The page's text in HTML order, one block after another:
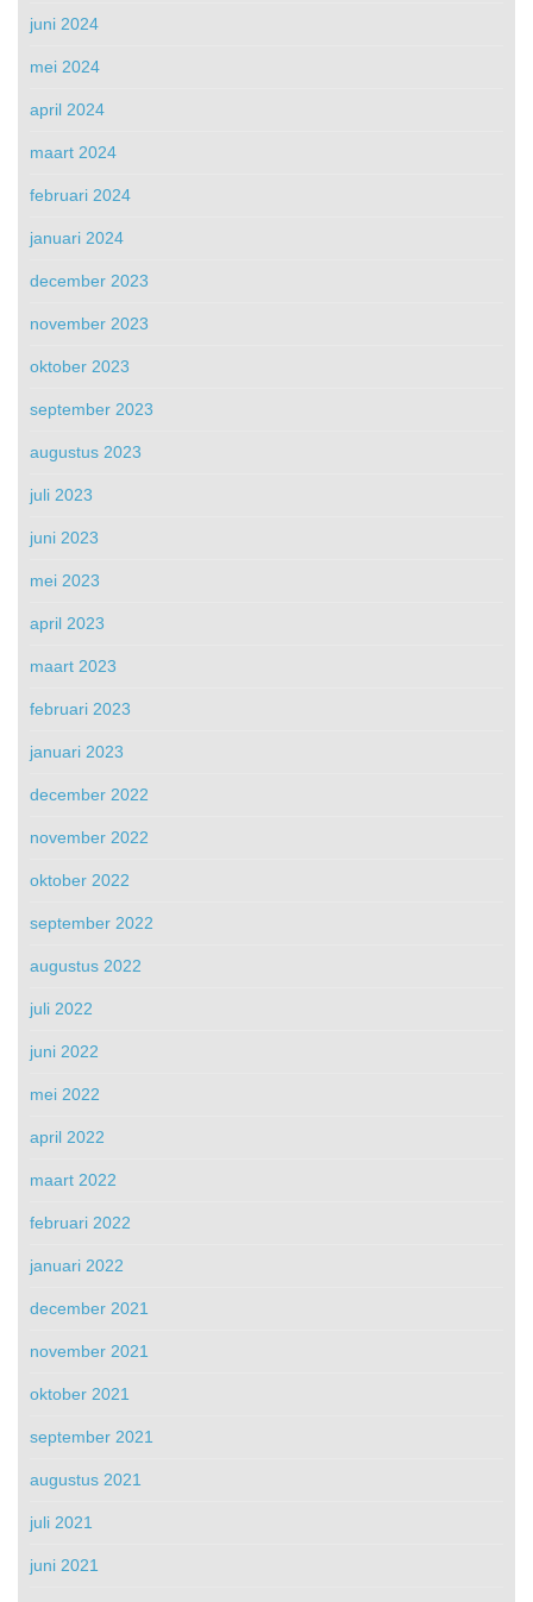
juni 2024
mei 2024
april 2024
maart 2024
februari 2024
januari 2024
december 2023
november 2023
oktober 2023
september 2023
augustus 2023
juli 2023
juni 2023
mei 2023
april 2023
maart 2023
februari 2023
januari 2023
december 2022
november 2022
oktober 2022
september 2022
augustus 2022
juli 2022
juni 2022
mei 2022
april 2022
maart 2022
februari 2022
januari 2022
december 2021
november 2021
oktober 2021
september 2021
augustus 2021
juli 2021
juni 2021